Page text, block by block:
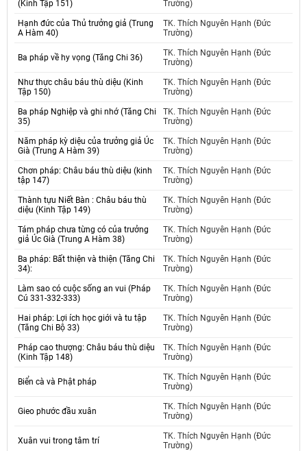
(Kinh Tập 151)
Trường)
Hạnh đức của Thủ trưởng giả (Trung
A Hàm 40)
TK. Thích Nguyên Hạnh (Đức
Trường)
Ba pháp về hy vọng (Tăng Chi 36)
TK. Thích Nguyên Hạnh (Đức
Trường)
Như thực châu báu thù diệu (Kinh
Tập 150)
TK. Thích Nguyên Hạnh (Đức
Trường)
Ba pháp Nghiệp và ghi nhớ (Tăng Chi
35)
TK. Thích Nguyên Hạnh (Đức
Trường)
Năm pháp kỳ diệu của trưởng giả Úc
Già (Trung A Hàm 39)
TK. Thích Nguyên Hạnh (Đức
Trường)
Chơn pháp: Châu báu thù diệu (kinh
tập 147)
TK. Thích Nguyên Hạnh (Đức
Trường)
Thành tựu Niết Bàn : Châu báu thù
diệu (Kinh Tập 149)
TK. Thích Nguyên Hạnh (Đức
Trường)
Tám pháp chưa từng có của trưởng
giả Úc Già (Trung A Hàm 38)
TK. Thích Nguyên Hạnh (Đức
Trường)
Ba pháp: Bất thiện và thiện (Tăng Chi
34):
TK. Thích Nguyên Hạnh (Đức
Trường)
Làm sao có cuộc sống an vui (Pháp
Cú 331-332-333)
TK. Thích Nguyên Hạnh (Đức
Trường)
Hai pháp: Lợi ích học giới và tu tập
(Tăng Chi Bộ 33)
TK. Thích Nguyên Hạnh (Đức
Trường)
Pháp cao thượng: Châu báu thù diệu
(Kinh Tập 148)
TK. Thích Nguyên Hạnh (Đức
Trường)
Biển cà và Phật pháp
TK. Thích Nguyên Hạnh (Đức
Trường)
Gieo phước đầu xuân
TK. Thích Nguyên Hạnh (Đức
Trường)
Xuân vui trong tâm trí
TK. Thích Nguyên Hạnh (Đức
Trường)